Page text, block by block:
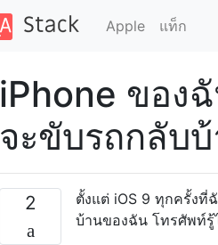
Apple แท็ก
iPhone ของ
จะขับรถกลับ
2
ตั้งแต่ iOS 9 ทุกครั้งที่
บ้านของฉัน โทรศัพท์รู้